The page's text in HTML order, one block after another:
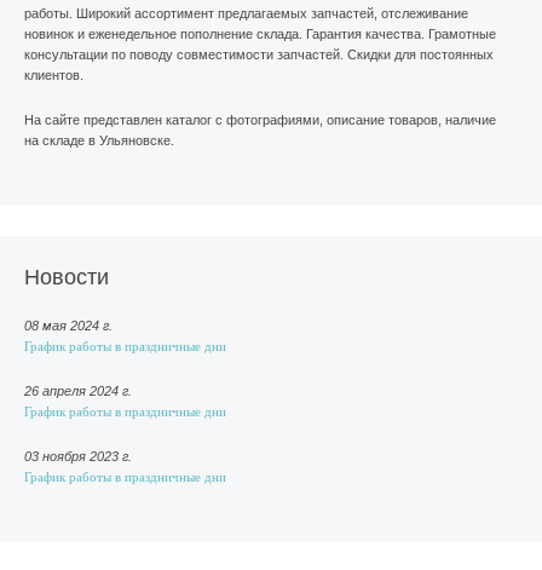
работы. Широкий ассортимент предлагаемых запчастей, отслеживание
новинок и еженедельное пополнение склада. Гарантия качества. Грамотные
консультации по поводу совместимости запчастей. Скидки для постоянных
клиентов.
На сайте представлен каталог с фотографиями, описание товаров, наличие
на складе в Ульяновске.
Новости
08 мая 2024 г.
График работы в праздничные дни
26 апреля 2024 г.
График работы в праздничные дни
03 ноября 2023 г.
График работы в праздничные дни